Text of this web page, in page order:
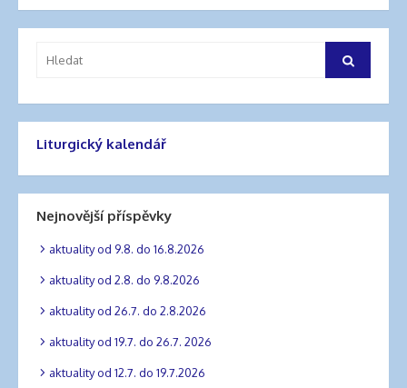
pro
Hledat
Liturgický kalendář
Nejnovější příspěvky
aktuality od 9.8. do 16.8.2026
aktuality od 2.8. do 9.8.2026
aktuality od 26.7. do 2.8.2026
aktuality od 19.7. do 26.7. 2026
aktuality od 12.7. do 19.7.2026